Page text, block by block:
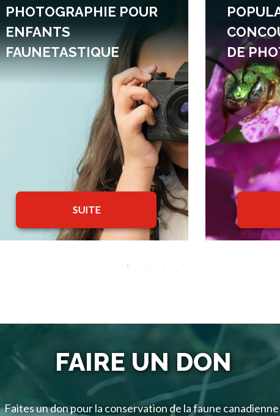
PHOTOGRAPHIE POUR
ENFANTS
FAUNETASTIQUE
SUITE
DE
FAIRE UN DON
Faites un don pour la conservation de la faune